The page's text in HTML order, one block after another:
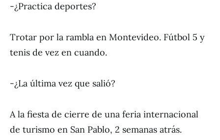
-¿Practica deportes?
Trotar por la rambla en Montevideo. Fútbol 5 y
tenis de vez en cuando.
-¿La última vez que salió?
A la fiesta de cierre de una feria internacional
de turismo en San Pablo, 2 semanas atrás.